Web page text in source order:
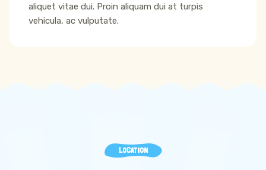
aliquet vitae dui. Proin aliquam dui at turpis
vehicula, ac vulputate.
LOCATION